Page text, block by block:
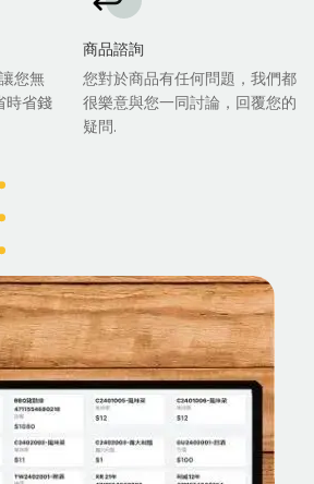
您無
時省錢
商品諮詢
您對於商品有任何問題，我們都
很樂意與您一同討論，回覆您的
疑問.